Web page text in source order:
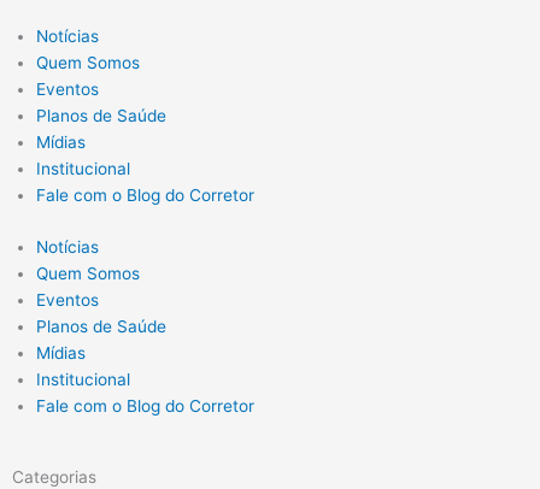
Notícias
Quem Somos
Eventos
Planos de Saúde
Mídias
Institucional
Fale com o Blog do Corretor
Notícias
Quem Somos
Eventos
Planos de Saúde
Mídias
Institucional
Fale com o Blog do Corretor
Categorias